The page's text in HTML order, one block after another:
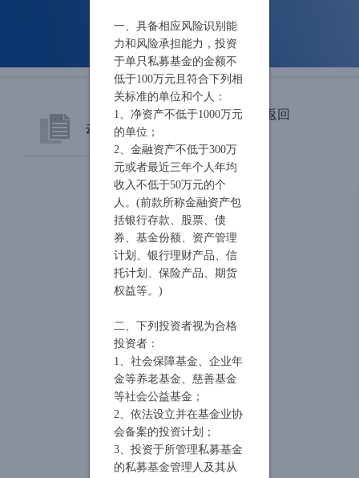
一、具备相应风险识别能
力和风险承担能力，投资
于单只私募基金的金额不
低于100万元且符合下列相
关标准的单位和个人：
1、净资产不低于1000万元
的单位；
2、金融资产不低于300万
元或者最近三年个人年均
收入不低于50万元的个
人。(前款所称金融资产包
括银行存款、股票、债
券、基金份额、资产管理
计划、银行理财产品、信
托计划、保险产品、期货
权益等。)
二、下列投资者视为合格
投资者：
1、社会保障基金、企业年
金等养老基金、慈善基金
等社会公益基金；
2、依法设立并在基金业协
会备案的投资计划；
3、投资于所管理私募基金
的私募基金管理人及其从
动态聚焦
公司动态
市场观察
私募学堂
返回